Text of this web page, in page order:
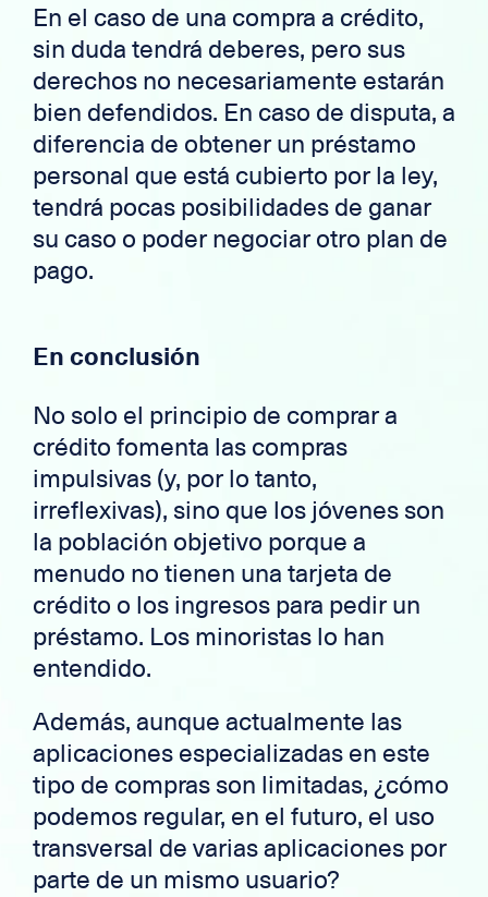
En el caso de una compra a crédito,
sin duda tendrá deberes, pero sus
derechos no necesariamente estarán
bien defendidos. En caso de disputa, a
diferencia de obtener un préstamo
personal que está cubierto por la ley,
tendrá pocas posibilidades de ganar
su caso o poder negociar otro plan de
pago.
En conclusión
No solo el principio de comprar a
crédito fomenta las compras
impulsivas (y, por lo tanto,
irreflexivas), sino que los jóvenes son
la población objetivo porque a
menudo no tienen una tarjeta de
crédito o los ingresos para pedir un
préstamo. Los minoristas lo han
entendido.
Además, aunque actualmente las
aplicaciones especializadas en este
tipo de compras son limitadas, ¿cómo
podemos regular, en el futuro, el uso
transversal de varias aplicaciones por
parte de un mismo usuario?